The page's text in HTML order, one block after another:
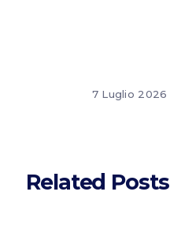
7 Luglio 2026
Related Posts